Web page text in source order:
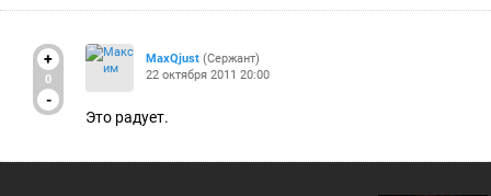
+
0
-
MaxQjust (Сержант)
22 октября 2011 20:00
Это радует.